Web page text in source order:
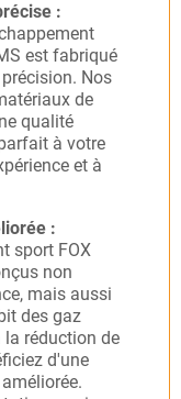
:
est fabriqué
Nos
de
qualité
à votre
et à
:
sport FOX
non
mais aussi
des gaz
réduction de
d'une